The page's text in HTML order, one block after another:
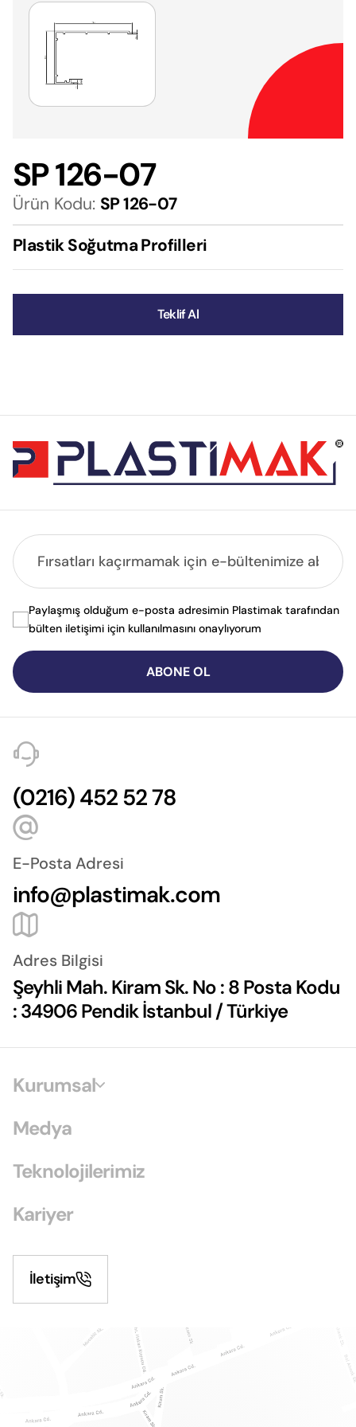
SP 126-07
Ürün Kodu: SP 126-07
Plastik Soğutma Profilleri
Teklif Al
ABONE OL
Paylaşmış olduğum e-posta adresimin Plastimak tarafından
bülten iletişimi için kullanılmasını onaylıyorum
(0216) 452 52 78
E-Posta Adresi
info@plastimak.com
Adres Bilgisi
Şeyhli Mah. Kiram Sk. No : 8 Posta Kodu
: 34906 Pendik İstanbul / Türkiye
Kurumsal
Medya
Teknolojilerimiz
Kariyer
İletişim